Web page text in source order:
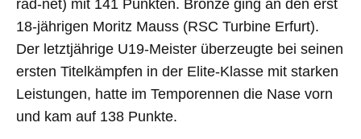
rad-net) mit 141 Punkten. Bronze ging an den erst
18-jährigen Moritz Mauss (RSC Turbine Erfurt).
Der letztjährige U19-Meister überzeugte bei seinen
ersten Titelkämpfen in der Elite-Klasse mit starken
Leistungen, hatte im Temporennen die Nase vorn
und kam auf 138 Punkte.